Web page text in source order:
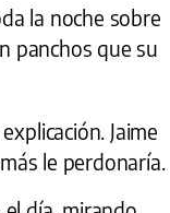
la noche sobre
panchos que su
Jaime
le perdonaría.